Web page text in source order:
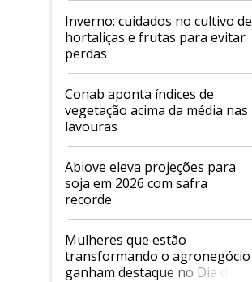
Inverno: cuidados no cultivo de
hortaliças e frutas para evitar
perdas
Conab aponta índices de
vegetação acima da média nas
lavouras
Abiove eleva projeções para
soja em 2026 com safra
recorde
Mulheres que estão
transformando o agronegócio
ganham destaque no Dia do